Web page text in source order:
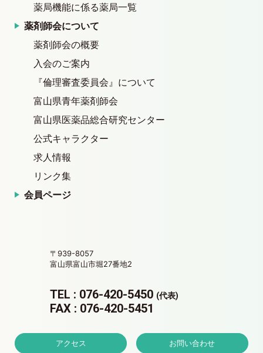
薬局機能に係る薬局一覧
薬剤師会について
薬剤師会の概要
入会のご案内
『倫理審査委員会』について
富山県青年薬剤師会
富山県医薬品総合研究センター
公式キャラクター
求人情報
リンク集
会員ページ
〒939-8057
富山県富山市堀27番地2
TEL : 076-420-5450 (代表)
FAX : 076-420-5451
アクセス お問い合わせ